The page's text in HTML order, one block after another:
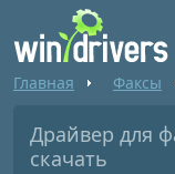
Главная Факсы
Драйвер для
скачать